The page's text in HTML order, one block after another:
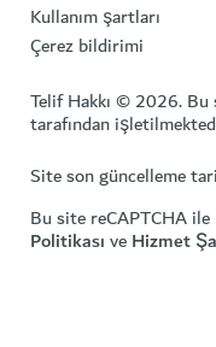
Kullanım şartları
Çerez bildirimi
Telif Hakkı © 2026. Bu
tarafından
Site son güncelleme
Bu site reCAPTCHA
PolitikasıveHizmet